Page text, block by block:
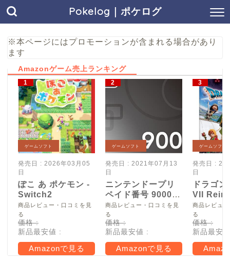
Pokelog｜ポケログ
※本ページにはプロモーションが含まれる場合があり
ます
Amazonゲーム売上ランキング
ゲームソフト
発売日 : 2026年03月05
日
ぽこ あ ポケモン -
Switch2
商品レビュー・口コミを見
る
価格 :
新品最安値 :
Amazonで見る
ゲームソフト
発売日 : 2021年07月13
日
ニンテンドープリ
ペイド番号 9000
円|オンラインコー
ド版
商品レビュー・口コミを見
る
価格 :
新品最安値 :
Amazonで見る
ゲームソフト
発売日 :
日
ドラゴ
VII
Switch2
商品レビュ
る
価格 :
新品最安